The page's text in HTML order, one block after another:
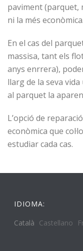
paviment (parquet,
ni la més econòmica.
En el cas del
massisa, tant els
anys enrrera),
llarg de la seva
al parquet la
L’opció de
econòmica que
estudiar cada cas.
IDIOMA:
Català Castellano